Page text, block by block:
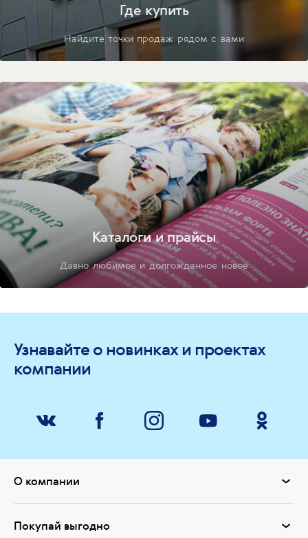
Где купить
Найдите точки продаж рядом с вами
Каталоги и прайсы
Давно любимое и долгожданное новое
Узнавайте о новинках и проектах
компании
О компании
Покупай выгодно